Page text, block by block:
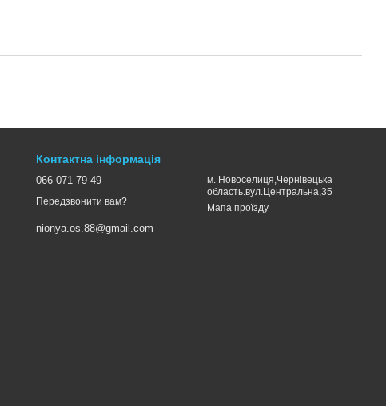
Контактна інформація
066 071-79-49
Передзвонити вам?
nionya.os.88@gmail.com
м. Новоселиця,Чернівецька
область.вул.Центральна,35
Мапа проїзду